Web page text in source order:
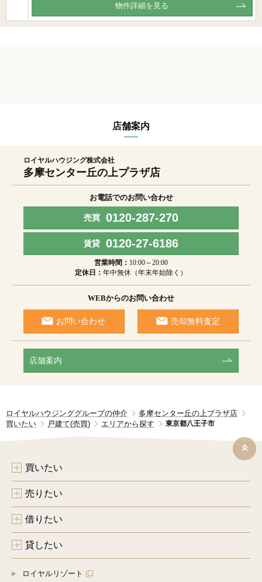
物件詳細を見る
店舗案内
ロイヤルハウジング株式会社
多摩センター丘の上プラザ店
お電話でのお問い合わせ
売買 0120-287-270
賃貸 0120-27-6186
営業時間： 10:00～20:00
定休日： 年中無休（年末年始除く）
WEBからのお問い合わせ
お問い合わせ 売却無料査定
店舗案内
ロイヤルハウジンググループの仲介
多摩センター丘の上プラザ店
買いたい
戸建て(売買) エリアから探す 東京都八王子市
買いたい
売りたい
借りたい
貸したい
ロイヤルリゾート